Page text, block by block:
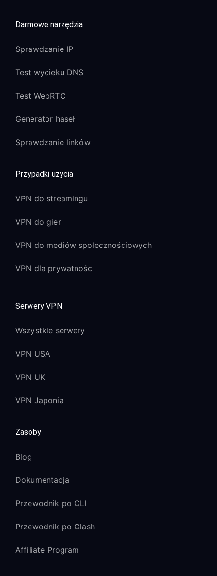
Darmowe narzędzia
Sprawdzanie IP
Test wycieku DNS
Test WebRTC
Generator haseł
Sprawdzanie linków
Przypadki użycia
VPN do streamingu
VPN do gier
VPN do mediów społecznościowych
VPN dla prywatności
Serwery VPN
Wszystkie serwery
VPN USA
VPN UK
VPN Japonia
Zasoby
Blog
Dokumentacja
Przewodnik po CLI
Przewodnik po Clash
Affiliate Program